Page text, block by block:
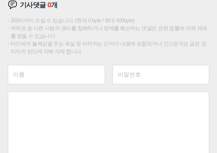
기사댓글0개
200자까지 쓰실 수 있습니다. (현재 0 byte / 최대 400byte)
저작권 등 다른 사람의 권리를 침해하거나 명예를 훼손하는 댓글은 관련 법률에 의해 제재
를 받을 수 있습니다.
타인에게 불쾌감을 주는 욕설 등 비하하는 단어가 내용에 포함되거나 인신공격성 글은 관
리자의 판단에 의해 삭제 합니다.